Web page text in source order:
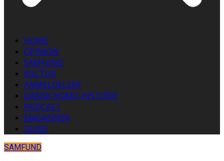
HOME
OPINION
SAMFUND
KULTUR
ANMELDELSER
DANSK HOMO-HISTORIE
PODCAST
MAGASINER
GUIDE
SAMFUND